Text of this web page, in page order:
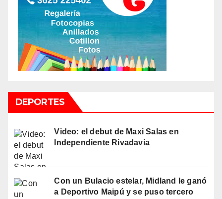
DEPORTES
Video: el debut de Maxi Salas en
Independiente Rivadavia
Con un Bulacio estelar, Midland le ganó
a Deportivo Maipú y se puso tercero